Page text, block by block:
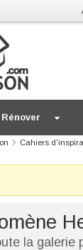
Cahiers
la galerie